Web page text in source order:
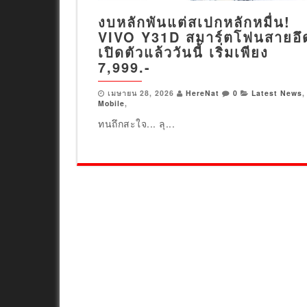
งบหลักพันแต่สเปกหลักหมื่น!
VIVO Y31D สมาร์ตโฟนสายอึ
เปิดตัวแล้ววันนี้ เริ่มเพียง
7,999.-
เมษายน 28, 2026 HereNat 0 Latest News,
Mobile,
ทนถึกสะใจ... ลุ...